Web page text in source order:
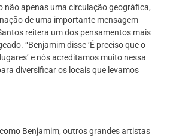
não apenas uma circulação geográfica,
de uma importante mensagem
reitera um dos pensamentos mais
“Benjamim disse ‘É preciso que o
e nós acreditamos muito nessa
diversificar os locais que levamos
Benjamim, outros grandes artistas